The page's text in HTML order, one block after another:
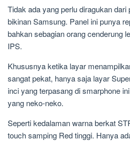
Tidak ada yang perlu diragukan
bikinan Samsung. Panel ini punya
bahkan sebagian orang cenderung
IPS.
Khususnya ketika layar
sangat pekat, hanya saja layar
inci yang terpasang di smarphone
yang neko-neko.
Seperti kedalaman warna berkat
touch samping Red tinggi. Hanya